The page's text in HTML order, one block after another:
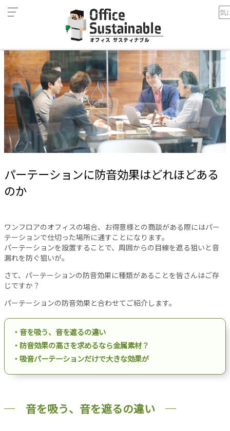
ゴ
リ
オ
フ
ィ
ス
家
具
テ
ワ
間
設
備
オ
フ
ィ
工
事
リ
ノ
ベ
シ
パ
パーテーションに防音効果はどれほどあるのか
パーテーションに防音効果はどれほどある
のか
ワンフロアのオフィスの場合、お得意様との商談がある際にはパー
テーションで仕切った場所に通すことになります。
パーテーションを設置することで、周囲からの目線を遮る狙いと音
漏れを防ぐ狙いが。
さて、パーテーションの防音効果に種類があることを皆さんはご存
じですか？
パーテーションの防音効果と合わせてご紹介します。
・音を吸う、音を遮るの違い
・防音効果の高さを求めるなら金属素材？
・吸音パーテーションだけで大きな効果が
音を吸う、音を遮るの違い